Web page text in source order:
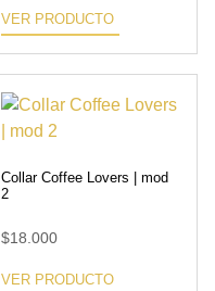
VER PRODUCTO
Collar Coffee Lovers | mod
2
$18.000
VER PRODUCTO